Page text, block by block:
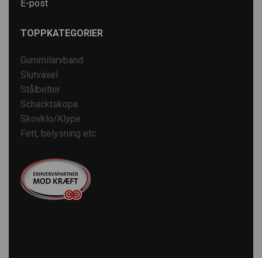
E-post
TOPPKATEGORIER
Gummilarvband
Slutväxel
Stålbelter
Schacktskopa
Skovklo/Klype
Fett, belysning etc.